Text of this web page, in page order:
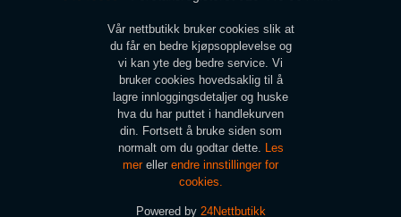
Vår nettbutikk bruker cookies slik at
du får en bedre kjøpsopplevelse og
vi kan yte deg bedre service. Vi
bruker cookies hovedsaklig til å
lagre innloggingsdetaljer og huske
hva du har puttet i handlekurven
din. Fortsett å bruke siden som
normalt om du godtar dette. Les
mer eller endre innstillinger for
cookies.
Powered by 24Nettbutikk